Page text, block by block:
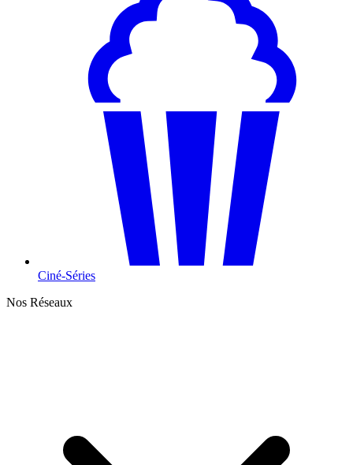
Ciné-Séries
Nos Réseaux